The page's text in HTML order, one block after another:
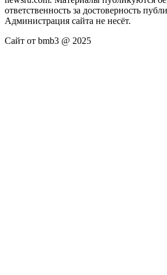
ответственность за достоверность
Администрация сайта не несёт.
Сайт от bmb3 @ 2025